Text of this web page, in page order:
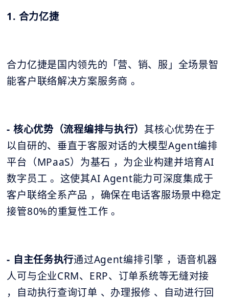
1. 合力亿捷
合力亿捷是国内领先的「营、销、服」全场景智
能客户联络解决方案服务商 。
- 核心优势（流程编排与执行） 其核心优势在于
以自研的、垂直于客服对话的大模型Agent编排
平台（MPaaS）为基石 ，为企业构建并培育AI
数字员工 。这使其AI Agent能力可深度集成于
客户联络全系产品 ，确保在电话客服场景中稳定
接管80%的重复性工作 。
- 自主任务执行通过Agent编排引擎 ，语音机器
人可与企业CRM、ERP、订单系统等无缝对接
，自动执行查询订单 、办理报修 、自动进行回